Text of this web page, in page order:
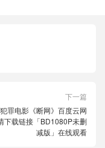
下一篇
罪电影《断网》百度云网
下载链接「BD1080P未删
减版」在线观看